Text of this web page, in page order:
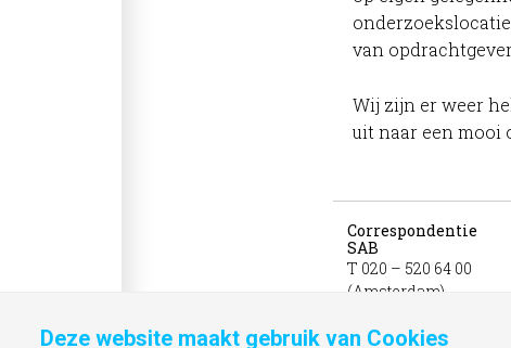
van
Wij zijn er weer
uit naar een mooi
Correspondentie
SAB
T 020 – 520 64 00
(Amsterdam)
(Arnhem)
Deze website maakt gebruik van Cookies